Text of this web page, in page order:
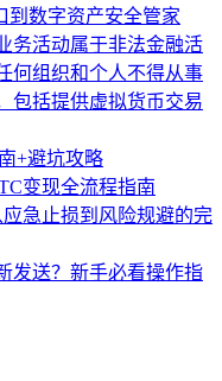
到数字资产安全管家
务活动属于非法金融活
何组织和个人不得从事
包括提供虚拟货币交易
+避坑攻略
变现全流程指南
急止损到风险规避的完
发送？新手必看操作指